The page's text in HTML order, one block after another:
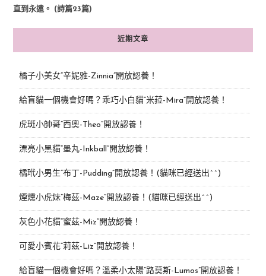
直到永遠。 (詩篇23篇)
近期文章
橘子小美女“辛妮雅-Zinnia”開放認養！
給盲貓一個機會好嗎？乖巧小白貓“米菈-Mira”開放認養！
虎斑小帥哥“西奧-Theo”開放認養！
漂亮小黑貓“墨丸-Inkball”開放認養！
橘玳小男生“布丁-Pudding”開放認養！(貓咪已經送出^^)
煙燻小虎妹“梅茲-Maze”開放認養！(貓咪已經送出^^)
灰色小花貓“蜜茲-Miz”開放認養！
可愛小賓花“莉茲-Liz”開放認養！
給盲貓一個機會好嗎？溫柔小太陽“路莫斯-Lumos”開放認養！